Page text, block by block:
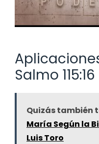
Salmo 115:16
Quizás también
María Según la
Luis Toro